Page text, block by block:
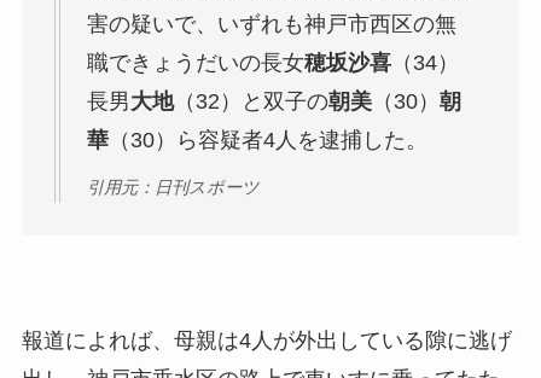
害の疑いで、いずれも神戸市西区の無
職できょうだいの長女穂坂沙喜（34）
長男大地（32）と双子の朝美（30） 朝
華（30）ら容疑者4人を逮捕した。
引用元：日刊スポーツ
報道によれば、母親は4人が外出している隙に逃げ